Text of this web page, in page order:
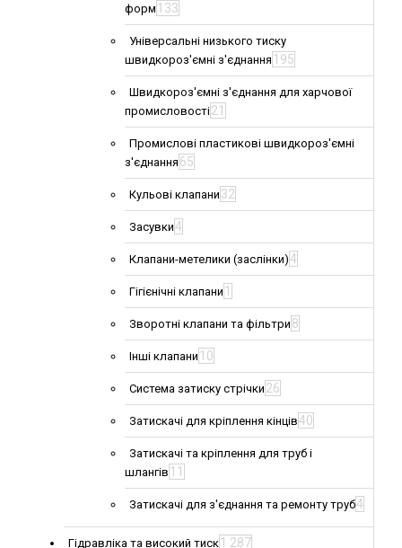
форм 133
Універсальні низького тиску
швидкороз'ємні з'єднання 195
Швидкороз'ємні з'єднання для харчової
промисловості21
Промислові пластикові швидкороз'ємні
з'єднання 65
Кульові клапани 32
Засувки4
Клапани-метелики (заслінки)4
Гігієнічні клапани 1
Зворотні клапани та фільтри 8
Інші клапани 10
Система затиску стрічки 26
Затискачі для кріплення кінців40
Затискачі та кріплення для труб і
шлангів 11
Затискачі для з'єднання та ремонту труб4
Гідравліка та високий тиск 1 287